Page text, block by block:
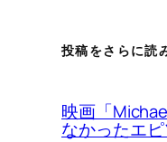
投稿をさらに読
映画「
なかったエ